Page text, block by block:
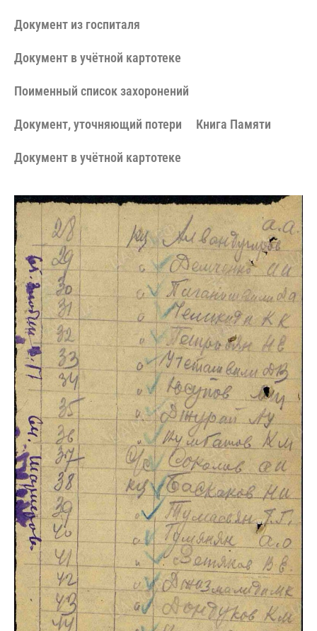
Документ из госпиталя
Документ в учётной картотеке
Поименный список захоронений
Документ, уточняющий потери Книга Памяти
Документ в учётной картотеке